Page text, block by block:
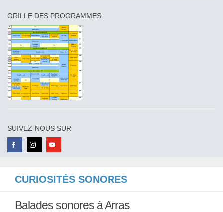
CURIOSITÉS SONORES
Balades sonores à Arras
GRILLE DES PROGRAMMES
SUIVEZ-NOUS SUR